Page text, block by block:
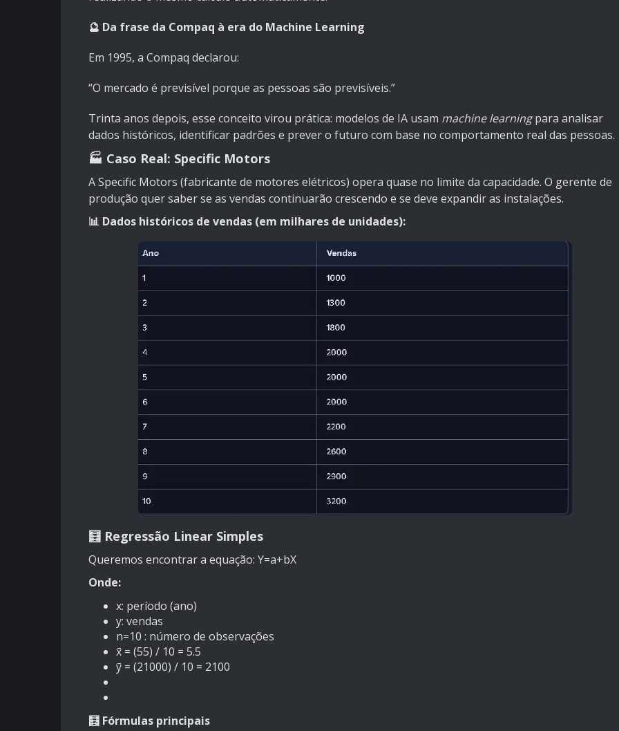
🔮 Da frase da Compaq à era do Machine Learning
Em 1995, a Compaq declarou:
“O mercado é previsível porque as pessoas são previsíveis.”
Trinta anos depois, esse conceito virou prática: modelos de IA usam machine learningpara analisar
dados históricos, identificar padrões e prever o futuro com base no comportamento real das pessoas.
🏭 Caso Real: Specific Motors
A Specific Motors (fabricante de motores elétricos) opera quase no limite da capacidade. O gerente de
produção quer saber se as vendas continuarão crescendo e se deve expandir as instalações.
📊 Dados históricos de vendas (em milhares de unidades):
🧮 Regressão Linear Simples
Queremos encontrar a equação: Y=a+bX
Onde:
x: período (ano)
y: vendas
n=10 : número de observações
x̄ = (55) / 10 = 5.5
ȳ = (21000) / 10 = 2100
🧮 Fórmulas principais